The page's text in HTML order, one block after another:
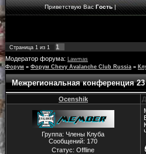
Приветствую Вас Гость|
Страница 1 из 1
1
Модератор форума: Lawmas
Форум » Форум Chevy Avalanche Club Russia »
Межрегиональная конференция
Ocenshik
Группа: Члены Клуба
Сообщений: 170
Статус:Offline